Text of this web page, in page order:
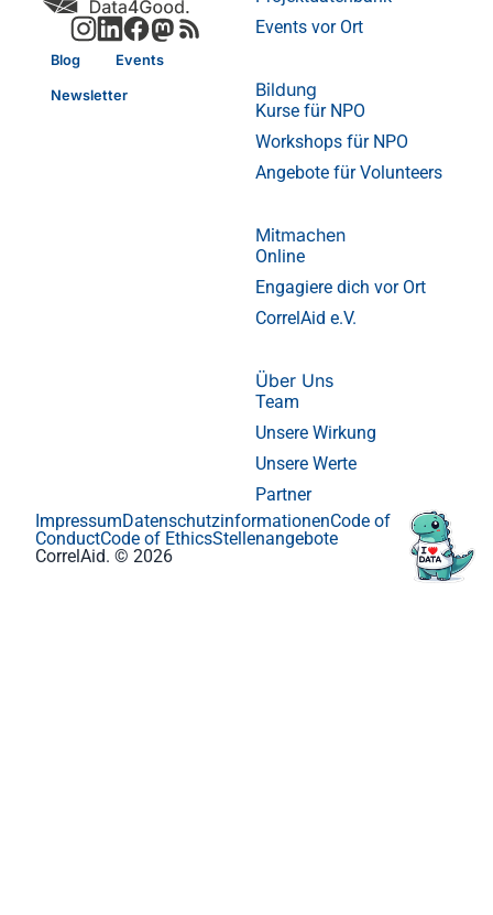
Blog Events
Newsletter
Events vor Ort
Bildung
Kurse für NPO
Workshops für NPO
Angebote für Volunteers
Mitmachen
Online
Engagiere dich vor Ort
CorrelAid e.V.
Über Uns
Team
Unsere Wirkung
Unsere Werte
Partner
CorrelAid. © 2026
ImpressumDatenschutzinformationenCode of
ConductCode of EthicsStellenangebote